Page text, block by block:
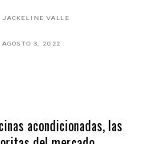
JACKELINE VALLE
AGOSTO 3, 2022
acondicionadas, las